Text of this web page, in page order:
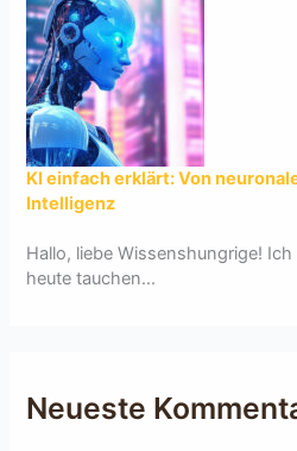
KI einfach erklärt: Von
Intelligenz
Hallo, liebe Wissenshungrige!
heute tauchen...
Neueste